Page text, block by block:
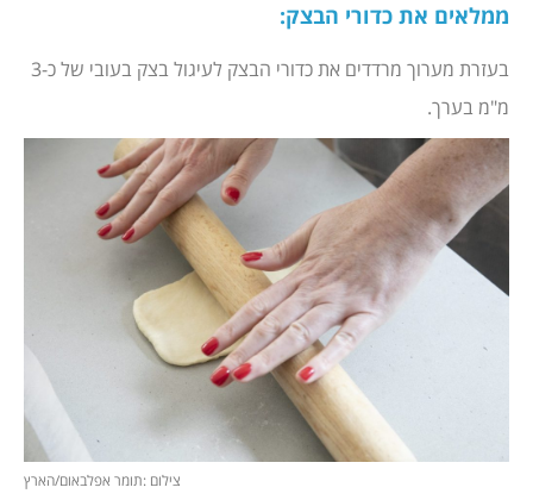
ממלאים את כדורי הבצק:
בעזרת מערוך מרדדים את כדורי הבצק לעיגול בצק בעובי של כ-3
מ"מ בערך.
צילום :תומר אפלבאום/הארץ